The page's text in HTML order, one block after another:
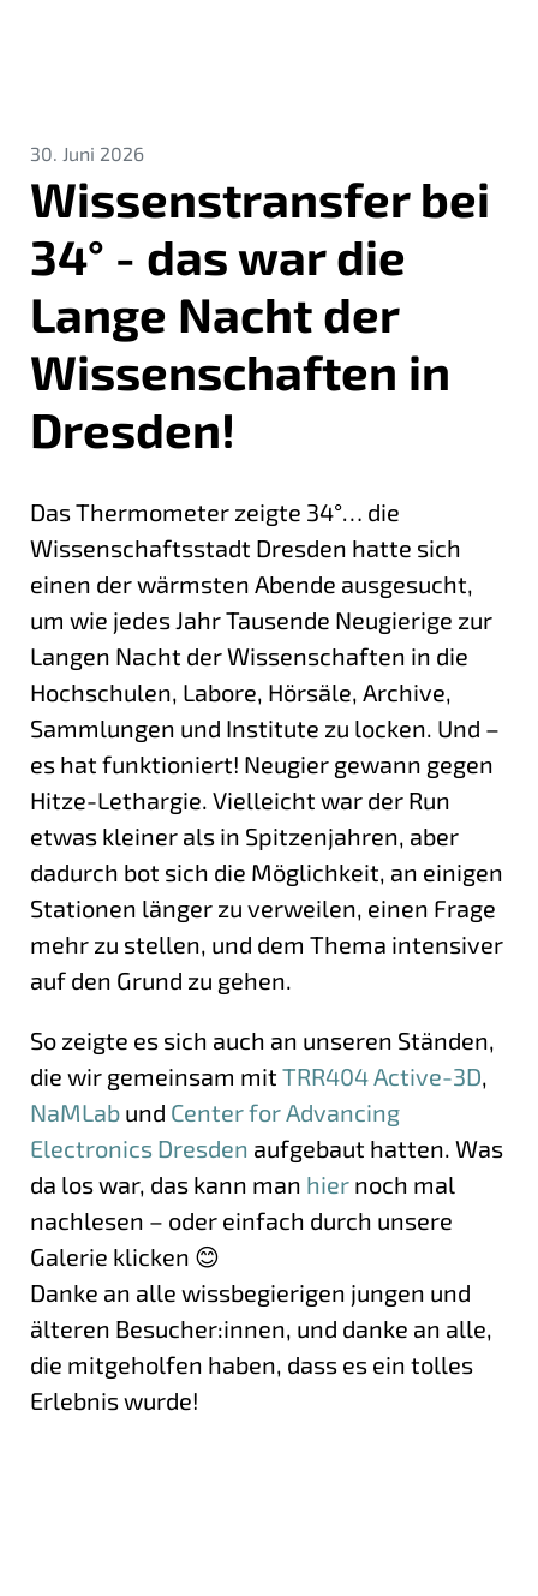
30. Juni 2026
Wissenstransfer bei
34° - das war die
Lange Nacht der
Wissenschaften in
Dresden!
Das Thermometer zeigte 34°… die
Wissenschaftsstadt Dresden hatte sich
einen der wärmsten Abende ausgesucht,
um wie jedes Jahr Tausende Neugierige zur
Langen Nacht der Wissenschaften in die
Hochschulen, Labore, Hörsäle, Archive,
Sammlungen und Institute zu locken. Und –
es hat funktioniert! Neugier gewann gegen
Hitze-Lethargie. Vielleicht war der Run
etwas kleiner als in Spitzenjahren, aber
dadurch bot sich die Möglichkeit, an einigen
Stationen länger zu verweilen, einen Frage
mehr zu stellen, und dem Thema intensiver
auf den Grund zu gehen.
So zeigte es sich auch an unseren Ständen,
die wir gemeinsam mit TRR404 Active-3D,
NaMLab und Center for Advancing
Electronics Dresden aufgebaut hatten. Was
da los war, das kann man hier noch mal
nachlesen – oder einfach durch unsere
Galerie klicken 😊
Danke an alle wissbegierigen jungen und
älteren Besucher:innen, und danke an alle,
die mitgeholfen haben, dass es ein tolles
Erlebnis wurde!